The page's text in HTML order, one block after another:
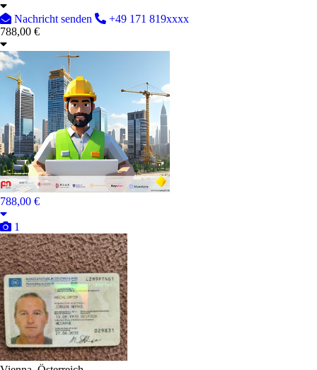
Nachricht senden
+49 171 819xxxx
788,00 €
788,00 €
1